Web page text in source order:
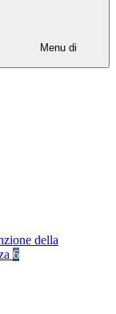
Menu di
della
6